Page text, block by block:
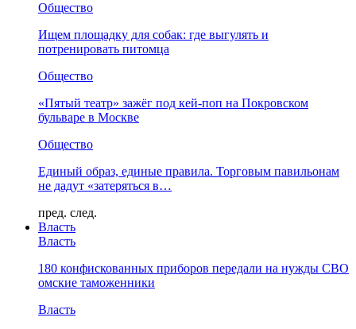
Общество
Ищем площадку для собак: где выгулять и
потренировать питомца
Общество
«Пятый театр» зажёг под кей-поп на Покровском
бульваре в Москве
Общество
Единый образ, единые правила. Торговым павильонам
не дадут «затеряться в…
пред. след.
Власть
Власть
180 конфискованных приборов передали на нужды СВО
омские таможенники
Власть